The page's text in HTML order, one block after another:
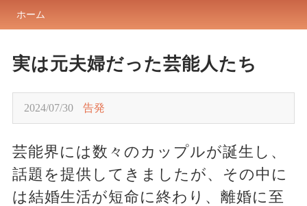
ホーム
実は元夫婦だった芸能人たち
2024/07/30 告発
芸能界には数々のカップルが誕生し、
話題を提供してきましたが、その中に
は結婚生活が短命に終わり、離婚に至